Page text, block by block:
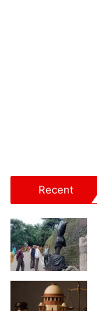
Recent